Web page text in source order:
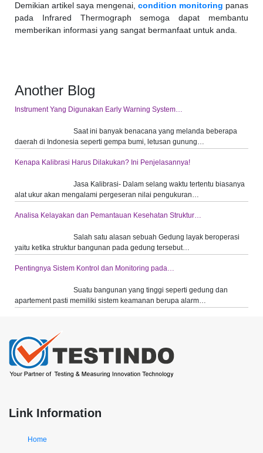
Demikian artikel saya mengenai, condition monitoring panas
pada Infrared Thermograph semoga dapat membantu
memberikan informasi yang sangat bermanfaat untuk anda.
Another Blog
Instrument Yang Digunakan Early Warning System…
Saat ini banyak benacana yang melanda beberapa
daerah di Indonesia seperti gempa bumi, letusan gunung…
Kenapa Kalibrasi Harus Dilakukan? Ini Penjelasannya!
Jasa Kalibrasi- Dalam selang waktu tertentu biasanya
alat ukur akan mengalami pergeseran nilai pengukuran…
Analisa Kelayakan dan Pemantauan Kesehatan Struktur…
Salah satu alasan sebuah Gedung layak beroperasi
yaitu ketika struktur bangunan pada gedung tersebut…
Pentingnya Sistem Kontrol dan Monitoring pada…
Suatu bangunan yang tinggi seperti gedung dan
apartement pasti memiliki sistem keamanan berupa alarm…
Link Information
Home